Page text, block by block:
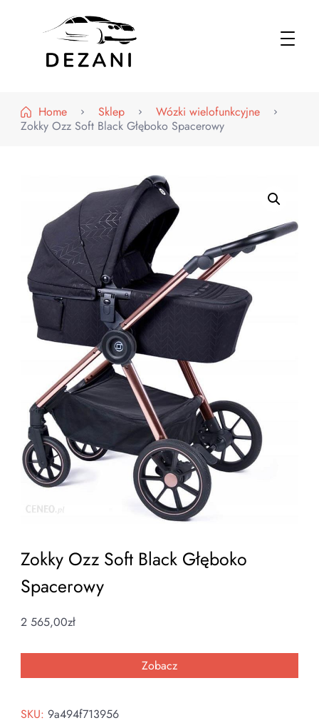
Home
Sklep
Wózki wielofunkcyjne
Zokky Ozz Soft Black Głęboko Spacerowy
Zokky Ozz Soft Black Głęboko
Spacerowy
2 565,00zł
Zobacz
SKU: 9a494f713956